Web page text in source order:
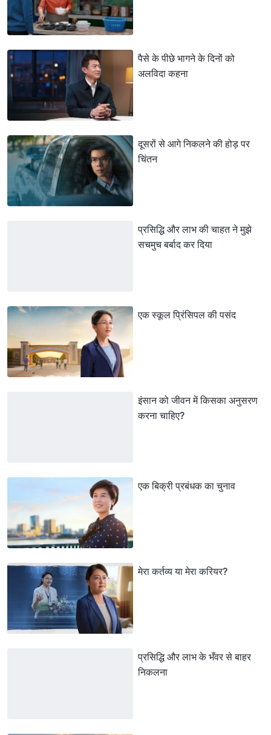
पैसे के पीछे भागने के दिनों को
अलविदा कहना
दूसरों से आगे निकलने की होड़ पर
चिंतन
प्रसिद्धि और लाभ की चाहत ने मुझे
सचमुच बर्बाद कर दिया
एक स्कूल प्रिंसिपल की पसंद
इंसान को जीवन में किसका अनुसरण
करना चाहिए?
एक बिक्री प्रबंधक का चुनाव
मेरा कर्तव्य या मेरा करियर?
प्रसिद्धि और लाभ के भँवर से बाहर
निकलना